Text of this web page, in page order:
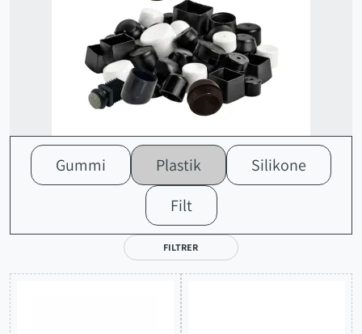
Gummi Plastik
Silikone
Filt
FILTRER